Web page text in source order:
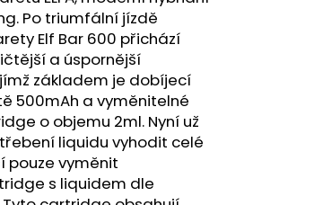
Po triumfální jízdě
Elf Bar 600 přichází
a úspornější
základem je dobíjecí
500mAh a vyměnitelné
o objemu 2ml. Nyní už
liquidu vyhodit celé
pouze vyměnit
s liquidem dle
10ML-